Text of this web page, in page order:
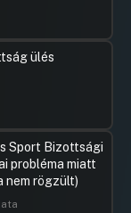
Radványi
ülés
Sport Bizottsági
probléma miatt
nem rögzült)